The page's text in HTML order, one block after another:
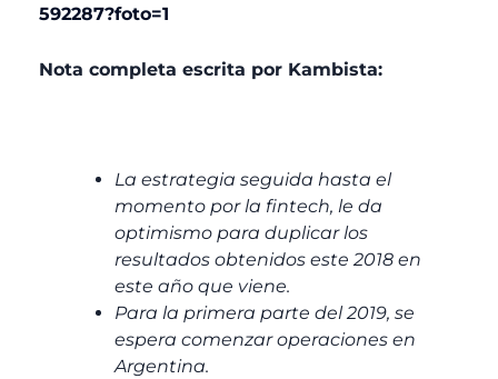
592287?foto=1
Nota completa escrita por Kambista:
La estrategia seguida hasta el
momento por la fintech, le da
optimismo para duplicar los
resultados obtenidos este 2018 en
este año que viene.
Para la primera parte del 2019, se
espera comenzar operaciones en
Argentina.